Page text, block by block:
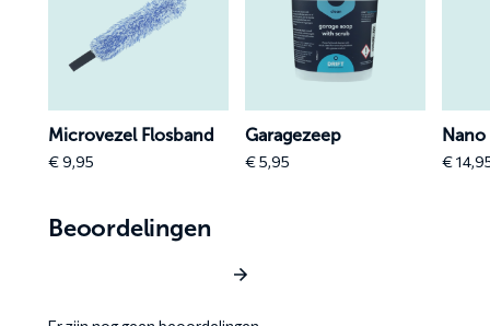
Microvezel
Flosband
Microvezel Flosband
€9,95
Garagezeep
Garagezeep
€5,95 €
Beoordelingen